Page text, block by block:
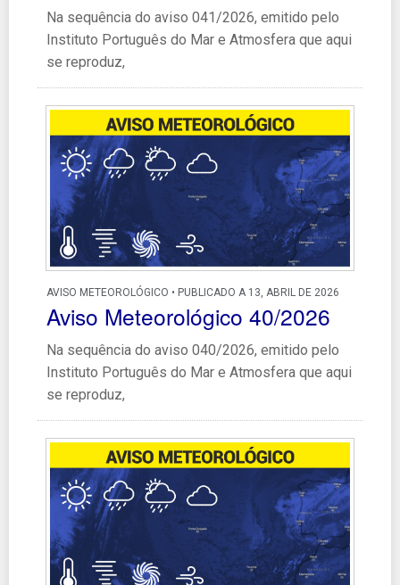
Na sequência do aviso 041/2026, emitido pelo
Instituto Português do Mar e Atmosfera que aqui
se reproduz,
AVISO METEOROLÓGICO • PUBLICADO A 13, ABRIL DE 2026
Aviso Meteorológico 40/2026
Na sequência do aviso 040/2026, emitido pelo
Instituto Português do Mar e Atmosfera que aqui
se reproduz,